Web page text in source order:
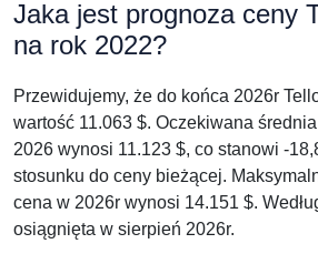
Jaka jest prognoza ceny
na rok 2022?
Przewidujemy, że do końca 2026r
wartość 11.063 $. Oczekiwana
2026 wynosi 11.123 $, co stanowi -
stosunku do ceny bieżącej.
cena w 2026r wynosi 14.151 $.
osiągnięta w sierpień 2026r.